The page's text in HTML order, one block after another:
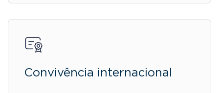
Convivência internacional